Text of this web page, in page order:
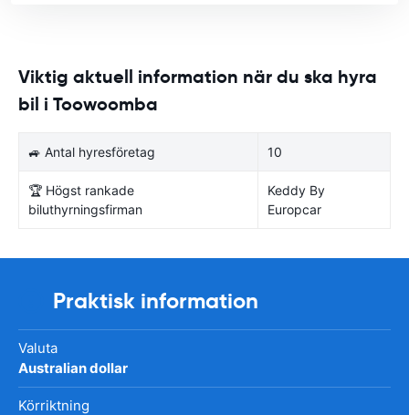
Viktig aktuell information när du ska hyra
bil i Toowoomba
🚙 Antal hyresföretag 10
🏆 Högst rankade
biluthyrningsfirman
Keddy By
Europcar
Praktisk information
Valuta
Australian dollar
Körriktning